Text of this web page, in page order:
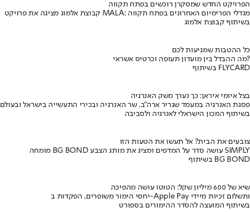
הפרויקט החדש שמסקרן רוכשים בפתח תקווה
קבוצת אלמוג מציגה את פרויקט MALA: מגדלי הפרימיום האחרונים בפתח תקווה
בשיתוף קבוצת אלמוג
כל ההטבות שמגיעות לכם
מה ההבדל בין מועדון תעופה וכרטיס אשראי?
בשיתוף FLYCARD
בצל איומי איראן: כך נערך משק האנרגיה
פסגת האנרגיה במעמד שגריר ארה"ב, שר האנרגיה ובכירי התעשייה בישראל ובעולם
בשיתוף המכון הישראלי לאנרגיה ולסביבה
צובעים את הבית? אל תעשו את הטעות הזו
מומחה BG BOND עושה סדר על המדפים ומציג את מותג הצבע SIMPLY
בשיתוף BG BOND
שיא של 600 מיליון שקל: הטוטו עושה מהפיכה
יחסי הימור משופרים, הפקדות ב-Apple Pay ותשלום זכיות מיידי
בשיתוף המועצה להסדר ההימורים בספורט